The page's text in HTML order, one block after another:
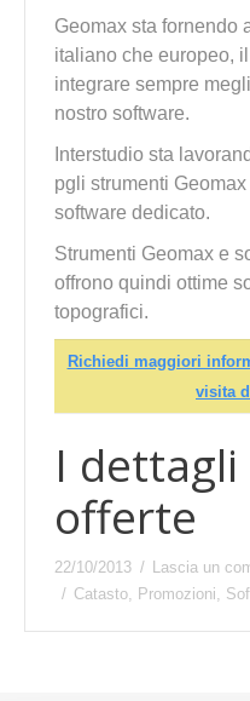
Geomax sta fornendo
italiano che europeo,
integrare sempre
nostro software.
Interstudio sta
pgli strumenti
software dedicato.
Strumenti Geomax e
offrono quindi ottime
topografici.
Richiedi maggiori
visita
I dettagli
offerte
22/10/2013
Lascia un
Catasto, Promozioni,